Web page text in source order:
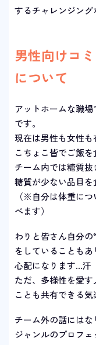
するチャレンジング
男性向けコ
について
アットホームな職
です。
現在は男性も女性
こちょこ皆でご飯を
チーム内では糖質抜
糖質が少ない品目を
（※自分は体重に
べます）
わりと皆さん自分
をしていることも
心配になります…汗
ただ、多様性を愛
ことも共有できる気
チーム外の話には
ジャンルのプロフ